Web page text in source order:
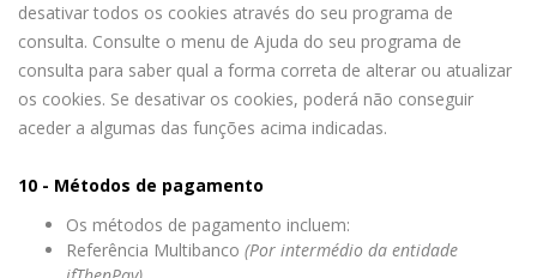
desativar todos os cookies através do seu programa de
consulta. Consulte o menu de Ajuda do seu programa de
consulta para saber qual a forma correta de alterar ou atualizar
os cookies. Se desativar os cookies, poderá não conseguir
aceder a algumas das funções acima indicadas.
10 - Métodos de pagamento
Os métodos de pagamento incluem:
Referência Multibanco (Por intermédio da entidade